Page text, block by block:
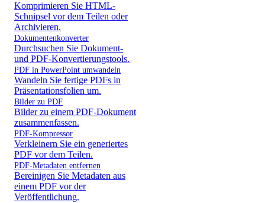
Komprimieren Sie HTML-
Schnipsel vor dem Teilen oder
Archivieren.
Dokumentenkonverter
Durchsuchen Sie Dokument-
und PDF-Konvertierungstools.
PDF in PowerPoint umwandeln
Wandeln Sie fertige PDFs in
Präsentationsfolien um.
Bilder zu PDF
Bilder zu einem PDF-Dokument
zusammenfassen.
PDF-Kompressor
Verkleinern Sie ein generiertes
PDF vor dem Teilen.
PDF-Metadaten entfernen
Bereinigen Sie Metadaten aus
einem PDF vor der
Veröffentlichung.